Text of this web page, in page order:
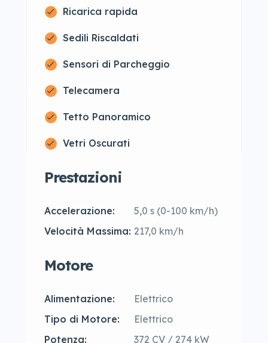
Ricarica rapida
Sedili Riscaldati
Sensori di Parcheggio
Telecamera
Tetto Panoramico
Vetri Oscurati
Prestazioni
Accelerazione:
5,0 s (0-100 km/h)
Velocità Massima: 217,0 km/h
Motore
Alimentazione:
Elettrico
Tipo di Motore:
Elettrico
Potenza:
372 CV / 274 kW